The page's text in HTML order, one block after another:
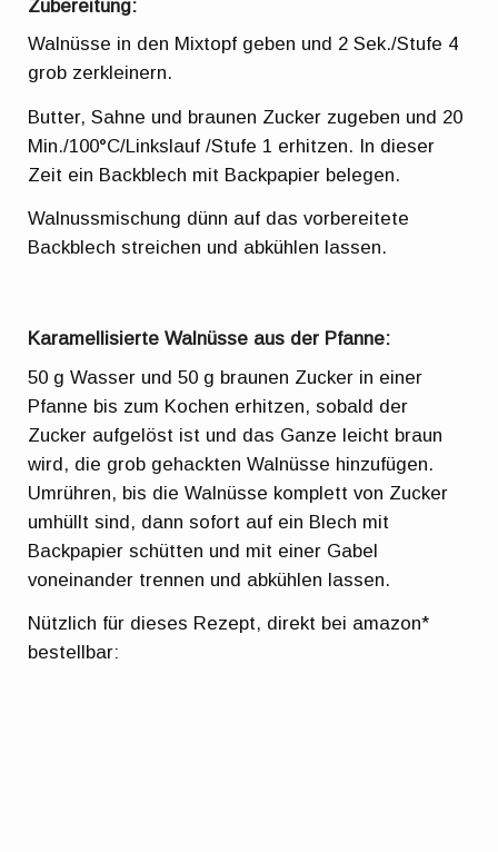
Zubereitung:
Walnüsse in den Mixtopf geben und 2 Sek./Stufe 4
grob zerkleinern.
Butter, Sahne und braunen Zucker zugeben und 20
Min./100°C/Linkslauf /Stufe 1 erhitzen. In dieser
Zeit ein Backblech mit Backpapier belegen.
Walnussmischung dünn auf das vorbereitete
Backblech streichen und abkühlen lassen.
Karamellisierte Walnüsse aus der Pfanne:
50 g Wasser und 50 g braunen Zucker in einer
Pfanne bis zum Kochen erhitzen, sobald der
Zucker aufgelöst ist und das Ganze leicht braun
wird, die grob gehackten Walnüsse hinzufügen.
Umrühren, bis die Walnüsse komplett von Zucker
umhüllt sind, dann sofort auf ein Blech mit
Backpapier schütten und mit einer Gabel
voneinander trennen und abkühlen lassen.
Nützlich für dieses Rezept, direkt bei amazon*
bestellbar: